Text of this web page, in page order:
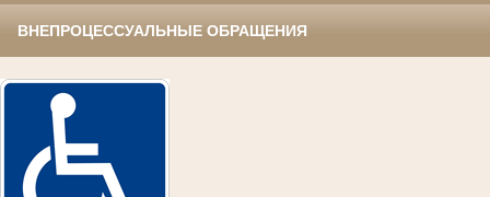
ВНЕПРОЦЕССУАЛЬНЫЕ ОБРАЩЕНИЯ